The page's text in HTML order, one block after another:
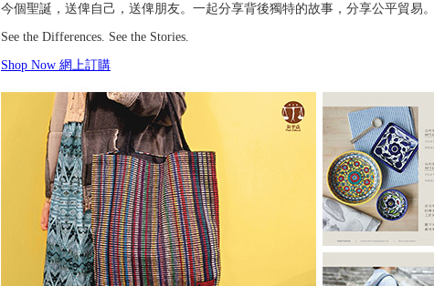
今個聖誕，送俾自己，送俾朋友。一起分享背後獨特的故事，分享公平貿易。
See the Differences. See the Stories.
Shop Now 網上訂購